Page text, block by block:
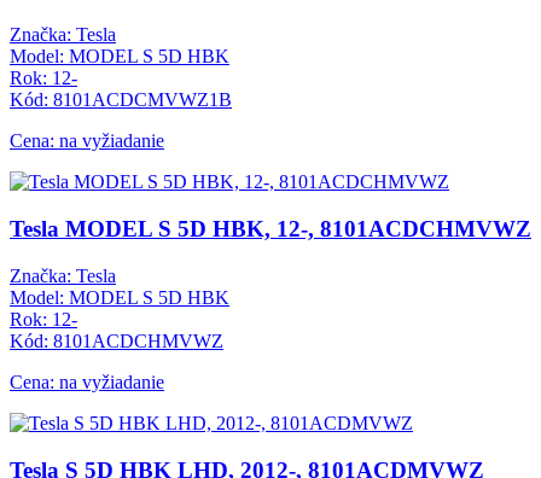
Značka: Tesla
Model: MODEL S 5D HBK
Rok: 12-
Kód: 8101ACDCMVWZ1B
Cena: na vyžiadanie
Tesla MODEL S 5D HBK, 12-, 8101ACDCHMVWZ
Značka: Tesla
Model: MODEL S 5D HBK
Rok: 12-
Kód: 8101ACDCHMVWZ
Cena: na vyžiadanie
Tesla S 5D HBK LHD, 2012-, 8101ACDMVWZ